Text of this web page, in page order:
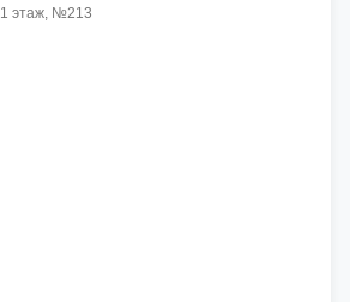
этаж, №213